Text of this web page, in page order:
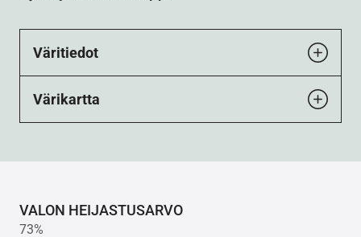
Väritiedot
Värikartta
VALON HEIJASTUSARVO
73%